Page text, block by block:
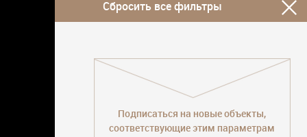
Сбросить все фильтры
Подписаться на новые объекты,
соответствующие этим параметрам